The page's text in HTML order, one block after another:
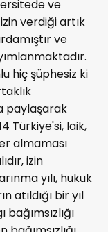
ve
verdiği artık
ve
hiç şüphesiz ki
paylaşarak
Türkiye'si, laik,
almaması
izin
yılı, hukuk
atıldığı bir yıl